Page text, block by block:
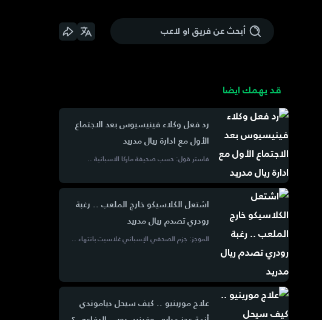
قد يهمك ايضا
رد فعل وكلاء فينيسيوس بعد الاجتماع
الأول مع ادارة ريال مدريد
فاستر قول: حسب صحيفة ماركا الاسبانية ..
اشتعل الكلاسيكو خارج الملعب .. رغبة
رودري تصدم ريال مدريد
الموجز: جزم الصحفي الإسباني غلاسيت بانتهاء ..
علاج مورينيو .. كيف سيحل دياموندي